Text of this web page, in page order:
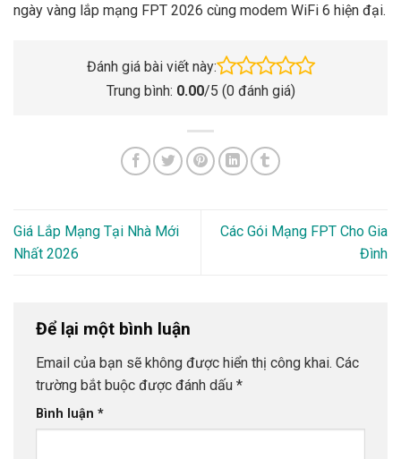
ngày vàng lắp mạng FPT 2026 cùng modem WiFi 6 hiện đại.
Đánh giá bài viết này:
Trung bình: 0.00/5 (0đánh giá)
Giá Lắp Mạng Tại Nhà Mới
Nhất 2026
Các Gói Mạng FPT Cho Gia
Đình
Để lại một bình luận
Email của bạn sẽ không được hiển thị công khai. Các
trường bắt buộc được đánh dấu *
Bình luận *